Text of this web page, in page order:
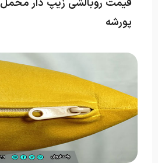
قیمت روبالشی زیپ دار مخمل
پورشه